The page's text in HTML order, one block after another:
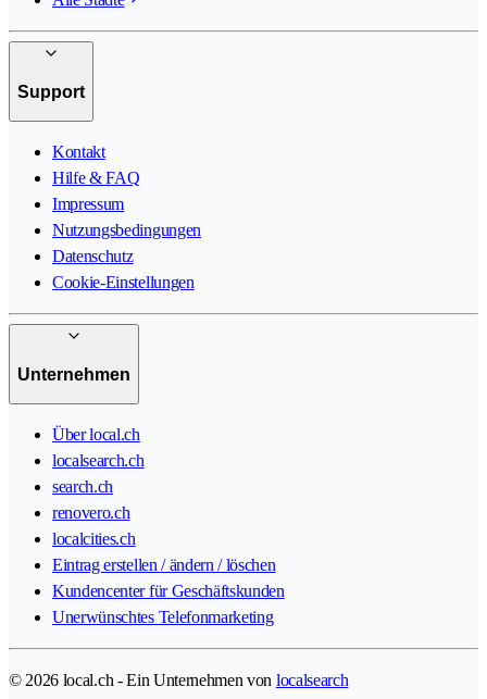
Support
Kontakt
Hilfe & FAQ
Impressum
Nutzungsbedingungen
Datenschutz
Cookie-Einstellungen
Unternehmen
Über local.ch
localsearch.ch
search.ch
renovero.ch
localcities.ch
Eintrag erstellen / ändern / löschen
Kundencenter für Geschäftskunden
Unerwünschtes Telefonmarketing
© 2026 local.ch - Ein Unternehmen von localsearch